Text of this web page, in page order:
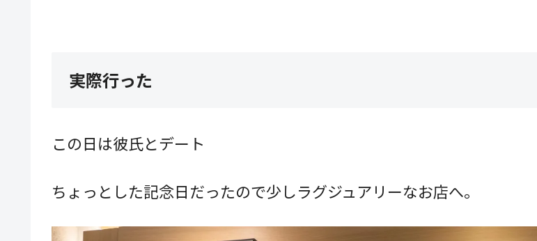
実際行った
この日は彼氏とデート
ちょっとした記念日だったので少しラグジュアリーなお店へ。